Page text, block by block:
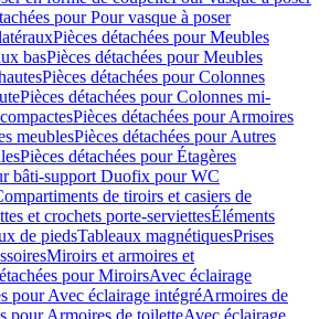
pour Pour vasque à poser
Pièces détachées pour Meubles
basPièces détachées pour Meubles
Pièces détachées pour Colonnes
Pièces détachées pour Colonnes mi-
Pièces détachées pour Armoires
meublesPièces détachées pour Autres
Pièces détachées pour Étagères
bâti-support Duofix pour WC
de tiroirs et casiers de
et crochets porte-serviettesÉléments
de piedsTableaux magnétiquesPrises
Miroirs et armoires et
pour MiroirsAvec éclairage
pour Avec éclairage intégréArmoires de
pour Armoires de toiletteAvec éclairage